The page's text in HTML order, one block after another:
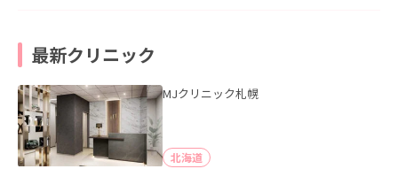
最新クリニック
MJクリニック札幌
北海道